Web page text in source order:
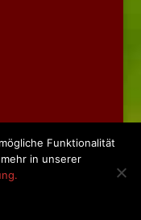
Funktionalität
in unserer